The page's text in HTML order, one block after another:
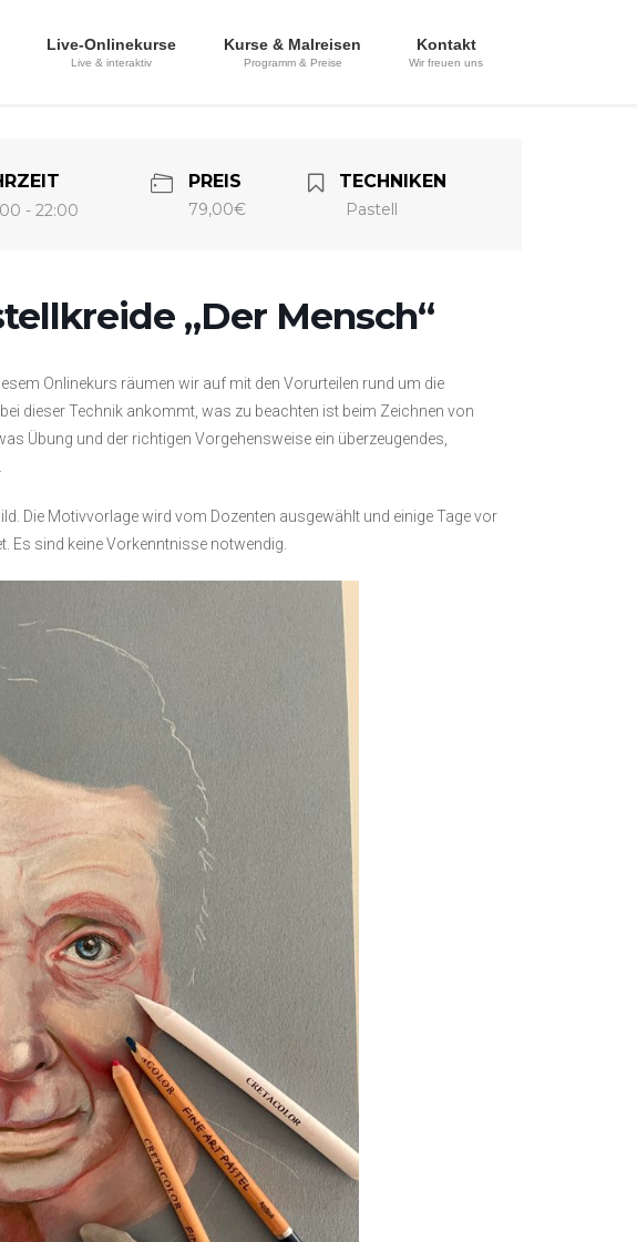
Live-Onlinekurse
Live & interaktiv
Kurse & Malreisen
Programm & Preise
Kontakt
Wir freuen uns
- 22:00
PREIS
79,00€
TECHNIKEN
Pastell
„Der Mensch“
Onlinekurs räumen wir auf mit den Vorurteilen rund um die
dieser Technik ankommt, was zu beachten ist beim Zeichnen von
Übung und der richtigen Vorgehensweise ein überzeugendes,
Die Motivvorlage wird vom Dozenten ausgewählt und einige Tage vor
Es sind keine Vorkenntnisse notwendig.